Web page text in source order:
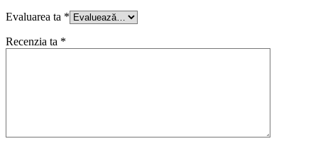
Evaluarea ta *
Recenzia ta *